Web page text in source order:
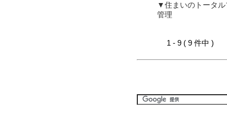
▼住まいのトータ
管理
1 - 9 ( 9 件中 )